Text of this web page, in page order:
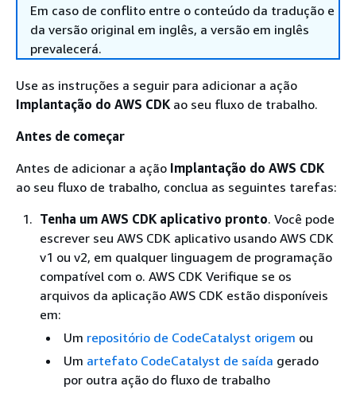
Em caso de conflito entre o conteúdo da tradução e
da versão original em inglês, a versão em inglês
prevalecerá.
Use as instruções a seguir para adicionar a ação
Implantação do AWS CDK ao seu fluxo de trabalho.
Antes de começar
Antes de adicionar a ação Implantação do AWS CDK
ao seu fluxo de trabalho, conclua as seguintes tarefas:
Tenha um AWS CDK aplicativo pronto. Você pode
escrever seu AWS CDK aplicativo usando AWS CDK
v1 ou v2, em qualquer linguagem de programação
compatível com o. AWS CDK Verifique se os
arquivos da aplicação AWS CDK estão disponíveis
em:
Um repositório de CodeCatalyst origem ou
Um artefato CodeCatalyst de saída gerado
por outra ação do fluxo de trabalho